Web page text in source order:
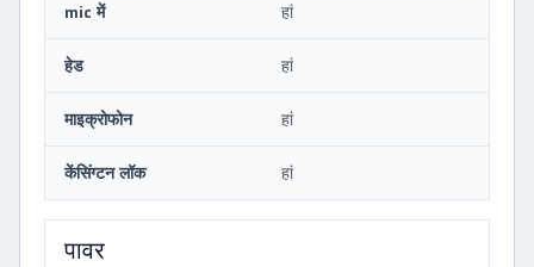
mic में हां
हेड हां
माइक्रोफोन हां
केंसिंग्टन लॉक हां
पावर